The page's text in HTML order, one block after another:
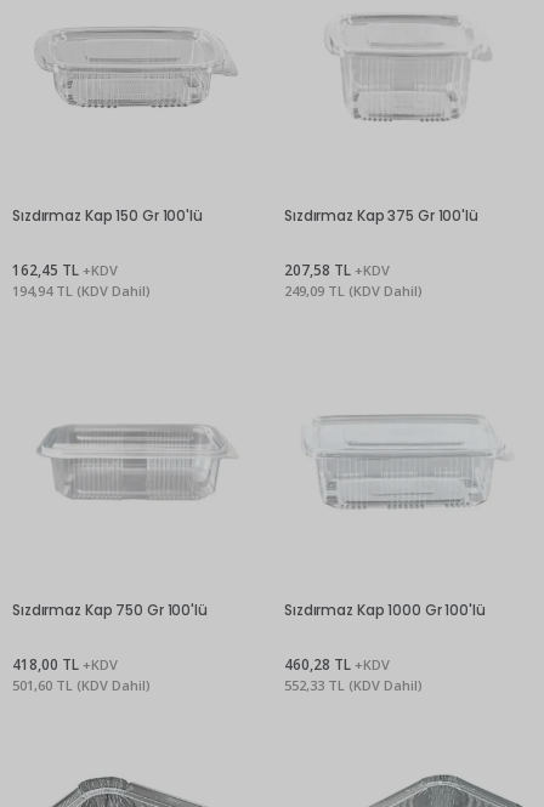
Sızdırmaz Kap 150 Gr 100'lü
162,45 TL +KDV
194,94 TL (KDV Dahil)
Sızdırmaz Kap 375 Gr 100'lü
207,58 TL +KDV
249,09 TL (KDV Dahil)
Sızdırmaz Kap 750 Gr 100'lü
418,00 TL +KDV
501,60 TL (KDV Dahil)
Sızdırmaz Kap 1000 Gr 100'lü
460,28 TL +KDV
552,33 TL (KDV Dahil)